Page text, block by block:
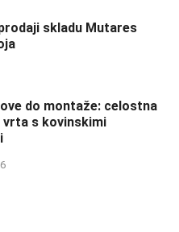
skladu Mutares
do montaže: celostna
vrta s kovinskimi